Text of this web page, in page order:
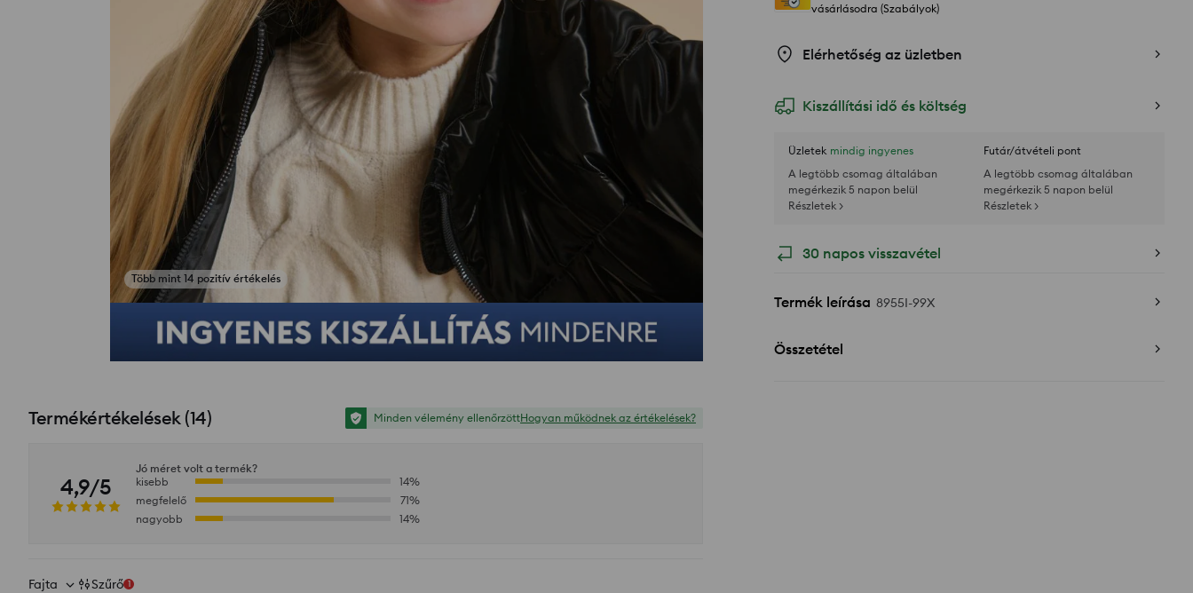
vásárlásodra (Szabályok)
Elérhetőség az üzletben
Kiszállítási idő és költség
Üzletek mindig ingyenes
A legtöbb csomag általában
megérkezik 5 napon belül
Részletek >
Futár/átvételi pont
A legtöbb csomag általában
megérkezik 5 napon belül
Részletek >
30 napos visszavétel
Termék leírása 8955I-99X
Összetétel
Fotók az értékelésekből
Termékértékelések (14) Minden vélemény ellenőrzöttHogyan működnek az értékelések?
4,9/5
Jó méret volt a termék?
kisebb
14%
megfelelő
71%
nagyobb
14%
Fajta Szűrő 1